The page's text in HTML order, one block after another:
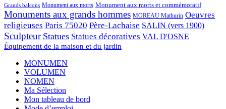
Grands balcons Monument aux morts Monument aux morts et commémoratif
Monuments aux grands hommes MOREAU Mathurin Oeuvres
religieuses Paris 75020 Père-Lachaise SALIN (vers 1900)
Sculpteur Statues Statues décoratives VAL D'OSNE
Équipement de la maison et du jardin
MONUMEN
VOLUMEN
NOMEN
Ma Sélection
Mon tableau de bord